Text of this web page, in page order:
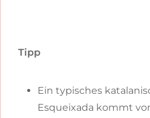
Tipp
Ein typisches
Esqueixada kommt